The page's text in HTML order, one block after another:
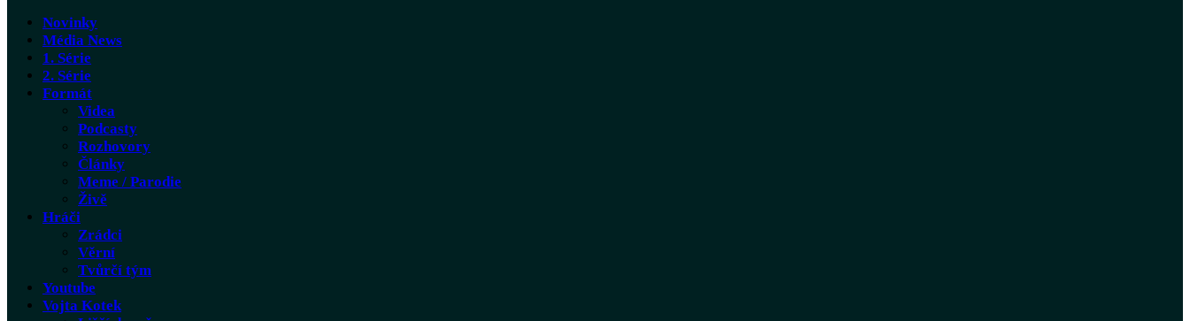
Novinky
Média News
1. Série
2. Série
Formát
Videa
Podcasty
Rozhovory
Články
Meme / Parodie
Živě
Hráči
Zrádci
Věrní
Tvůrčí tým
Youtube
Vojta Kotek